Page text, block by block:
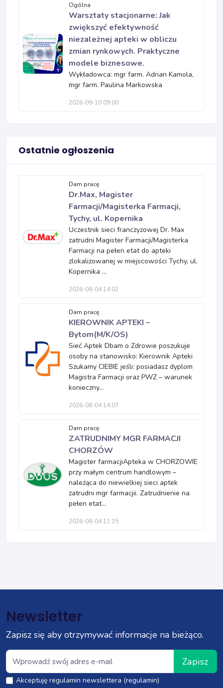
Ogólna
Warsztaty stacjonarne: Jak
zwiększyć efektywność
niezależnej apteki w obliczu
zmian rynkowych. Praktyczne
modele biznesowe.
Wykładowca: mgr farm. Adrian Kamola,
mgr farm. Paulina Markowska
2026-09-10 09:00
Ostatnie ogłoszenia
Dam pracę
Dr.Max, Magister
Farmacji/Magisterka Farmacji,
Tychy, ul. Kopernika
Uczestnik sieci franczyzowej Dr. Max
zatrudni Magister Farmacji/Magisterka
Farmacji na pełen etat do apteki
zlokalizowanej w miejscowości Tychy, ul.
Kopernika ...
2026-08-04 14:02
Dam pracę
KIEROWNIK APTEKI –
Bytom(M/K/OS)
Sieć Aptek Dbam o Zdrowie poszukuje
osoby na stanowisko: Kierownik Apteki
Szukamy CIEBIE jeśli: posiadasz dyplom
Magistra Farmacji oraz PWZ – warunek
konieczny...
2026-08-04 14:07
Dam pracę
ZATRUDNIMY MGR FARMACJI
CHORZÓW
Magister farmacjiApteka w CHORZOWIE
przy małym centrum handlowym –
należąca do niewielkiej sieci aptek
zatrudni mgr farmacjii. Zatrudnienie na
pełen etat...
2026-08-04 11:15
Newsletter
Zapisz się aby otrzymywać informacje na bieżąco.
Zapisz
Akceptuję regulamin newslettera (regulamin)